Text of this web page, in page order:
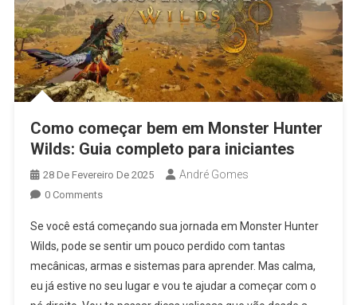
Como começar bem em Monster Hunter
Wilds: Guia completo para iniciantes
28 De Fevereiro De 2025 André Gomes
0 Comments
Se você está começando sua jornada em Monster Hunter
Wilds, pode se sentir um pouco perdido com tantas
mecânicas, armas e sistemas para aprender. Mas calma,
eu já estive no seu lugar e vou te ajudar a começar com o